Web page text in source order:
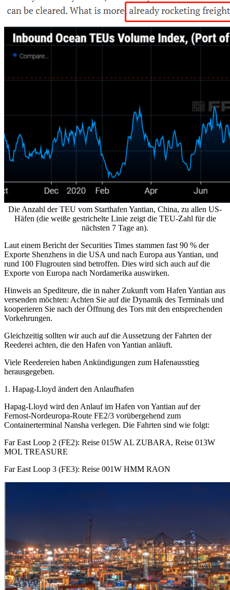
Die Anzahl der TEU vom Starthafen Yantian, China, zu allen US-
Häfen (die weiße gestrichelte Linie zeigt die TEU-Zahl für die
nächsten 7 Tage an).
Laut einem Bericht der Securities Times stammen fast 90 % der
Exporte Shenzhens in die USA und nach Europa aus Yantian, und
rund 100 Flugrouten sind betroffen. Dies wird sich auch auf die
Exporte von Europa nach Nordamerika auswirken.
Hinweis an Spediteure, die in naher Zukunft vom Hafen Yantian aus
versenden möchten: Achten Sie auf die Dynamik des Terminals und
kooperieren Sie nach der Öffnung des Tors mit den entsprechenden
Vorkehrungen.
Gleichzeitig sollten wir auch auf die Aussetzung der Fahrten der
Reederei achten, die den Hafen von Yantian anläuft.
Viele Reedereien haben Ankündigungen zum Hafenausstieg
herausgegeben.
1. Hapag-Lloyd ändert den Anlaufhafen
Hapag-Lloyd wird den Anlauf im Hafen von Yantian auf der
Fernost-Nordeuropa-Route FE2/3 vorübergehend zum
Containerterminal Nansha verlegen. Die Fahrten sind wie folgt:
Far East Loop 2 (FE2): Reise 015W AL ZUBARA, Reise 013W
MOL TREASURE
Far East Loop 3 (FE3): Reise 001W HMM RAON